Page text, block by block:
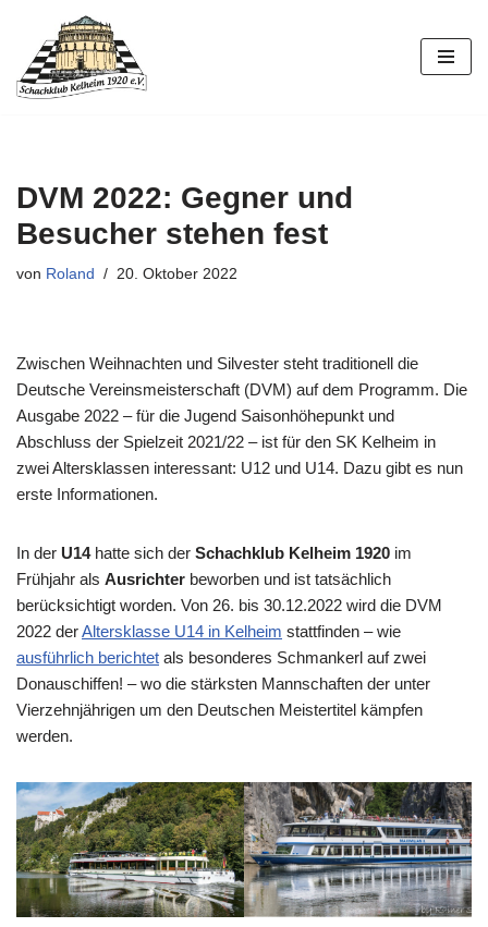
Zum
Inhalt
DVM 2022: Gegner und
Besucher stehen fest
von Roland 20. Oktober 2022
Zwischen Weihnachten und Silvester steht traditionell die
Deutsche Vereinsmeisterschaft (DVM) auf dem Programm. Die
Ausgabe 2022 – für die Jugend Saisonhöhepunkt und
Abschluss der Spielzeit 2021/22 – ist für den SK Kelheim in
zwei Altersklassen interessant: U12 und U14. Dazu gibt es nun
erste Informationen.
In der U14 hatte sich der Schachklub Kelheim 1920 im
Frühjahr als Ausrichter beworben und ist tatsächlich
berücksichtigt worden. Von 26. bis 30.12.2022 wird die DVM
2022 derAltersklasse U14 in Kelheim stattfinden – wie
ausführlich berichtet als besonderes Schmankerl auf zwei
Donauschiffen! – wo die stärksten Mannschaften der unter
Vierzehnjährigen um den Deutschen Meistertitel kämpfen
werden.